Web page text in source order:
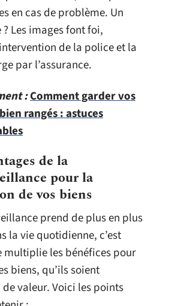
en cas de problème. Un
Les images font foi,
de la police et la
par l’assurance.
:Comment garder vos
rangés : astuces
de la
pour la
de vos biens
prend de plus en plus
la vie quotidienne, c’est
multiplie les bénéfices pour
biens, qu’ils soient
valeur. Voici les points